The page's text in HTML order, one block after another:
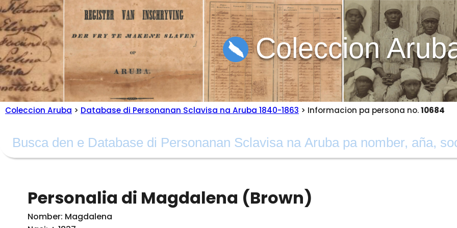
Coleccion
Coleccion Aruba > Database di Personanan Sclavisa na Aruba 1840-1863 > Informacion pa persona no.10684
Personalia di Magdalena (Brown)
Nomber: Magdalena